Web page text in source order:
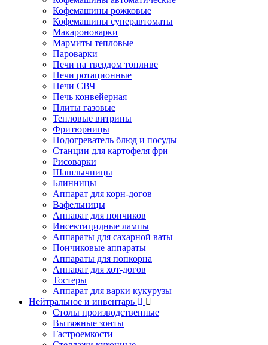
Кофемашины рожковые
Кофемашины суперавтоматы
Макароноварки
Мармиты тепловые
Пароварки
Печи на твердом топливе
Печи ротационные
Печи СВЧ
Печь конвейерная
Плиты газовые
Тепловые витрины
Фритюрницы
Подогреватель блюд и посуды
Станции для картофеля фри
Рисоварки
Шашлычницы
Блинницы
Аппарат для корн-догов
Вафельницы
Аппарат для пончиков
Инсектицидные лампы
Аппараты для сахарной ваты
Пончиковые аппараты
Аппараты для попкорна
Аппарат для хот-догов
Тостеры
Аппарат для варки кукурузы
Нейтральное и инвентарь
Столы производственные
Вытяжные зонты
Гастроемкости